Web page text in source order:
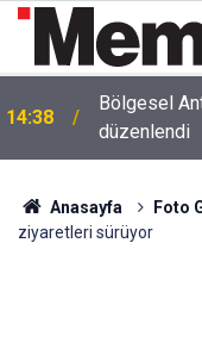
14:37
Sebahattin
hakkında
Anasayfa Foto
ziyaretleri sürüyor